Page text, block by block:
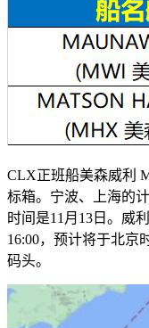
CLX正班船美森威利
标箱。宁波、上海的
时间是11月13日。威
16:00，预计将于北京
码头。